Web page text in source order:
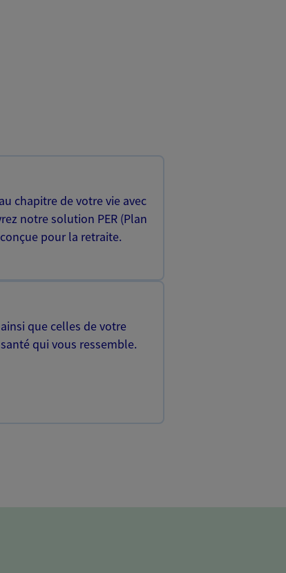
chapitre de votre vie avec
notre solution PER (Plan
pour la retraite.
que celles de votre
qui vous ressemble.